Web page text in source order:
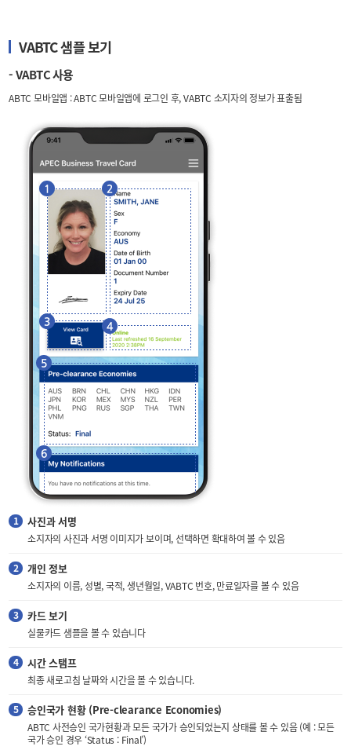
VABTC 샘플 보기
- VABTC 사용
ABTC 모바일앱 : ABTC 모바일앱에 로그인 후, VABTC 소지자의 정보가 표출됨
사진과 서명
소지자의 사진과 서명 이미지가 보이며, 선택하면 확대하여 볼 수 있음
개인 정보
소지자의 이름, 성별, 국적, 생년월일, VABTC 번호, 만료일자를 볼 수 있음
카드 보기
실물카드 샘플을 볼 수 있습니다
시간 스탬프
최종 새로고침 날짜와 시간을 볼 수 있습니다.
승인국가 현황 (Pre-clearance Economies)
ABTC 사전승인 국가현황과 모든 국가가 승인되었는지 상태를 볼 수 있음 (예 : 모든
국가 승인 경우 ‘Status : Final’)